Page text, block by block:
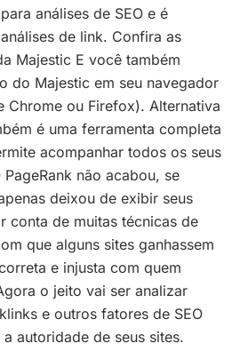
análises de SEO e é
de link. Confira as
Majestic E você também
do Majestic em seu navegador
Chrome ou Firefox). Alternativa
é uma ferramenta completa
acompanhar todos os seus
não acabou, se
deixou de exibir seus
conta de muitas técnicas de
que alguns sites ganhassem
e injusta com quem
o jeito vai ser analizar
e outros fatores de SEO
autoridade de seus sites.